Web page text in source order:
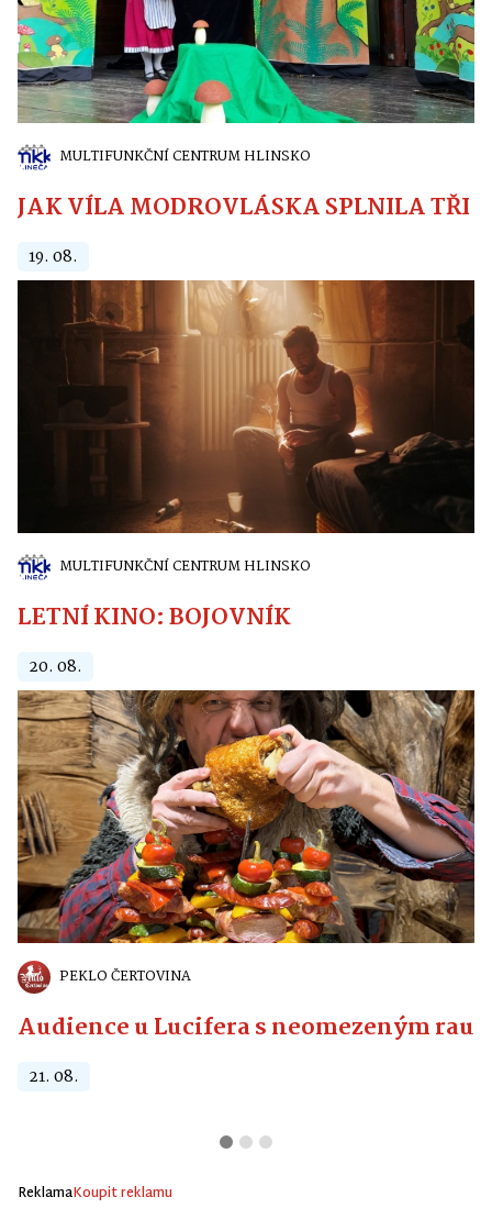
MULTIFUNKČNÍ CENTRUM HLINSKO
JAK VÍLA MODROVLÁSKA SPLNILA
19. 08.
MULTIFUNKČNÍ CENTRUM HLINSKO
LETNÍ KINO: BOJOVNÍK
20. 08.
PEKLO ČERTOVINA
Audience u Lucifera s neomezeným
21. 08.
ReklamaKoupit reklamu